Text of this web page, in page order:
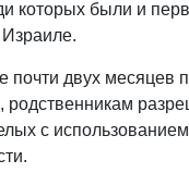
которых были и
почти двух месяцев
с